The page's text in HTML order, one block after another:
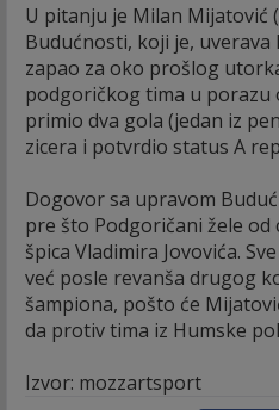
U pitanju je Milan Mijatović
Budućnosti, koji je, uverava
zapao za oko prošlog
podgoričkog tima u porazu
primio dva gola (jedan iz
zicera i potvrdio status A
Dogovor sa upravom
pre što Podgoričani žele
špica Vladimira Jovovića.
već posle revanša drugog
šampiona, pošto će
da protiv tima iz Humske
Izvor: mozzartsport